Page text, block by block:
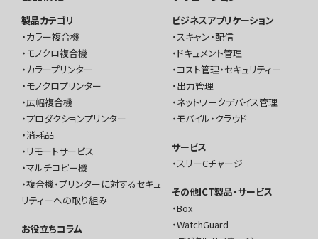
製品カテゴリ
カラー複合機
モノクロ複合機
カラープリンター
モノクロプリンター
広幅複合機
プロダクションプリンター
消耗品
リモートサービス
マルチコピー機
複合機・プリンターに対するセキュ
リティーへの取り組み
お役立ちコラム
ビジネスアプリケーション
スキャン・配信
ドキュメント管理
コスト管理・セキュリティー
出力管理
ネットワークデバイス管理
モバイル・クラウド
サービス
スリーCチャージ
その他ICT製品・サービス
Box
WatchGuard